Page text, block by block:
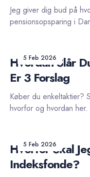
Jeg giver dig bud på
pensionsopsparing i
5 Feb 2026
Hvordan Slår
Er 3 Forslag
Køber du enkeltaktier?
hvorfor og hvordan her.
5 Feb 2026
Hvorfor Skal
Indeksfonde?